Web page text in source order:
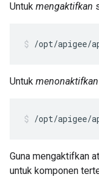
Untuk mengaktifkan
/opt/apigee/
Untuk menonaktifkan
/opt/apigee/
Guna mengaktifkan
untuk komponen